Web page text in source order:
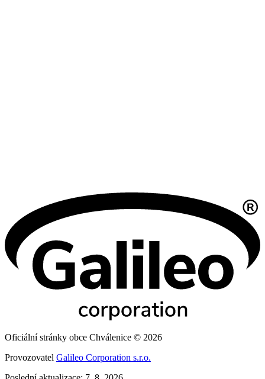
Oficiální stránky obce Chválenice © 2026
Provozovatel Galileo Corporation s.r.o.